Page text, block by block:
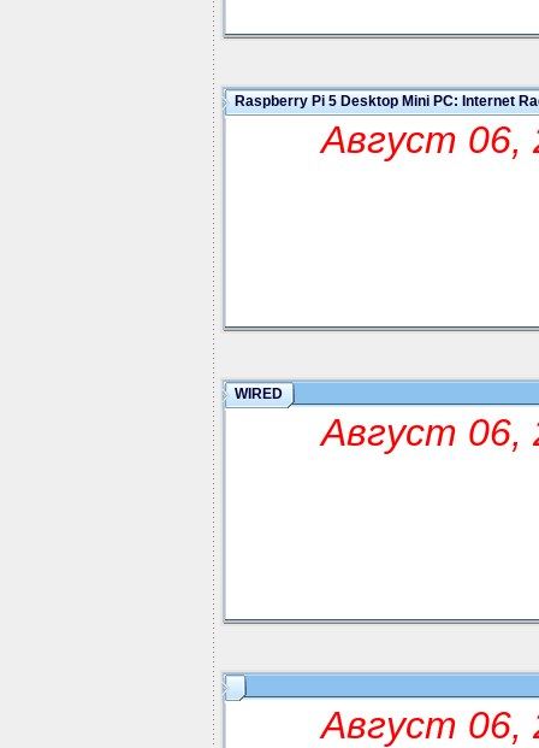
Raspberry Pi 5 Desktop Mini PC: Internet
Август 06,
WIRED
Август 06,
Август 06,